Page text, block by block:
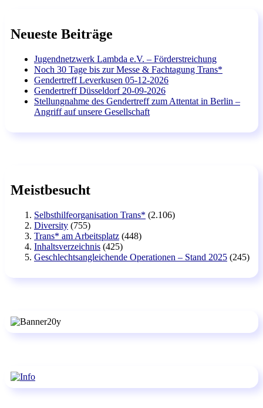
Neueste Beiträge
Jugendnetzwerk Lambda e.V. – Förderstreichung
Noch 30 Tage bis zur Messe & Fachtagung Trans*
Gendertreff Leverkusen 05-12-2026
Gendertreff Düsseldorf 20-09-2026
Stellungnahme des Gendertreff zum Attentat in Berlin –
Angriff auf unsere Gesellschaft
Meistbesucht
Selbsthilfeorganisation Trans* (2.106)
Diversity (755)
Trans* am Arbeitsplatz (448)
Inhaltsverzeichnis (425)
Geschlechtsangleichende Operationen – Stand 2025 (245)